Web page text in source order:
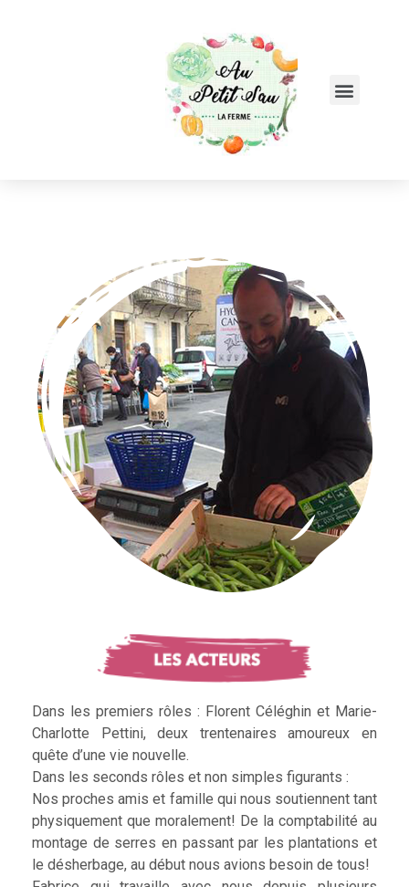
Dans les premiers rôles : Florent Céléghin et Marie-
Charlotte Pettini, deux trentenaires amoureux en
quête d’une vie nouvelle.
Dans les seconds rôles et non simples figurants :
Nos proches amis et famille qui nous soutiennent tant
physiquement que moralement! De la comptabilité au
montage de serres en passant par les plantations et
le désherbage, au début nous avions besoin de tous!